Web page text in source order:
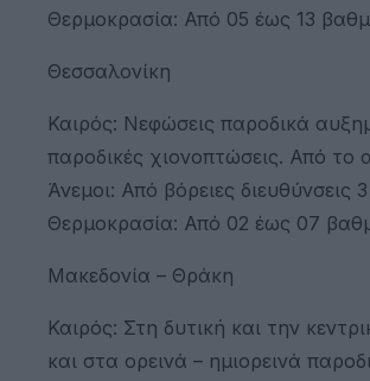
Θερμοκρασία: Από 05 έως 13
Θεσσαλονίκη
Καιρός: Νεφώσεις παροδικά
παροδικές χιονοπτώσεις. Από το
Άνεμοι: Από βόρειες διευθύνσεις
Θερμοκρασία: Από 02 έως 07
Μακεδονία – Θράκη
Καιρός: Στη δυτική και την
και στα ορεινά – ημιορεινά